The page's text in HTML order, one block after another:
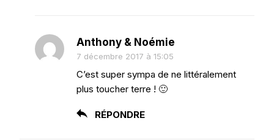
Anthony & Noémie
7 décembre 2017 à 15:05
C’est super sympa de ne littéralement
plus toucher terre ! 🙂
RÉPONDRE